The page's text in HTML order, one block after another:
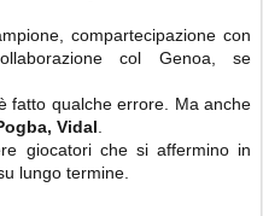
compartecipazione con
col Genoa, se
fatto qualche errore. Ma anche
Vidal
giocatori che si affermino in
lungo termine.